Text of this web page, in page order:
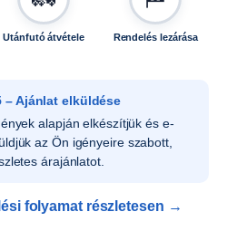
Utánfutó átvétele Rendelés lezárása
– Ajánlat elküldése
alapján elkészítjük és e-
az Ön igényeire szabott,
árajánlatot.
folyamat részletesen →